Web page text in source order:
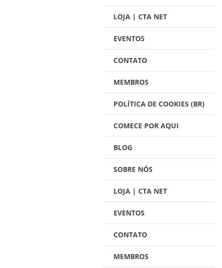
LOJA | CTA NET
EVENTOS
CONTATO
MEMBROS
POLÍTICA DE COOKIES (BR)
COMECE POR AQUI
BLOG
SOBRE NÓS
LOJA | CTA NET
EVENTOS
CONTATO
MEMBROS